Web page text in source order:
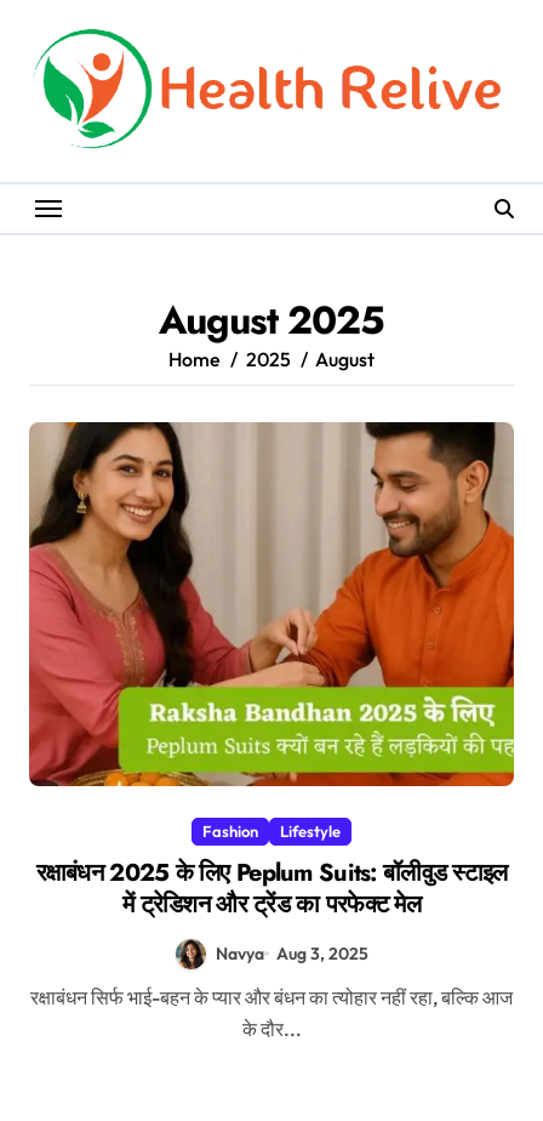
content
August 2025
Home 2025 August
Fashion Lifestyle
रक्षाबंधन 2025 के लिए Peplum Suits: बॉलीवुड स्टाइल
में ट्रेडिशन और ट्रेंड का परफेक्ट मेल
Navya Aug 3, 2025
रक्षाबंधन सिर्फ भाई-बहन के प्यार और बंधन का त्योहार नहीं रहा, बल्कि आज
के दौर...